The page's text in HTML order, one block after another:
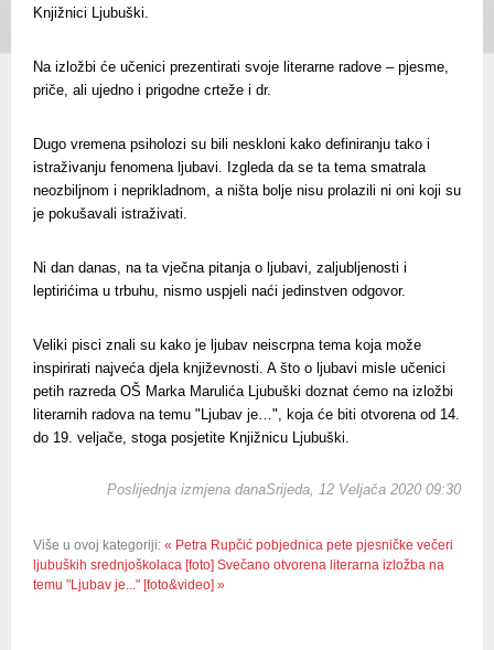
Knjižnici Ljubuški.
Na izložbi će učenici prezentirati svoje literarne radove – pjesme,
priče, ali ujedno i prigodne crteže i dr.
Dugo vremena psiholozi su bili neskloni kako definiranju tako i
istraživanju fenomena ljubavi. Izgleda da se ta tema smatrala
neozbiljnom i neprikladnom, a ništa bolje nisu prolazili ni oni koji su
je pokušavali istraživati.
Ni dan danas, na ta vječna pitanja o ljubavi, zaljubljenosti i
leptirićima u trbuhu, nismo uspjeli naći jedinstven odgovor.
Veliki pisci znali su kako je ljubav neiscrpna tema koja može
inspirirati najveća djela književnosti. A što o ljubavi misle učenici
petih razreda OŠ Marka Marulića Ljubuški doznat ćemo na izložbi
literarnih radova na temu "Ljubav je…", koja će biti otvorena od 14.
do 19. veljače, stoga posjetite Knjižnicu Ljubuški.
Poslijednja izmjena danaSrijeda, 12 Veljača 2020 09:30
Više u ovoj kategoriji: « Petra Rupčić pobjednica pete pjesničke večeri
ljubuških srednjoškolaca [foto] Svečano otvorena literarna izložba na
temu "Ljubav je..." [foto&video] »